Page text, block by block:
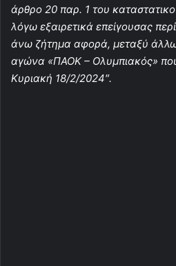
άρθρο 20 παρ. 1 του
λόγω εξαιρετικά επείγουσας
άνω ζήτημα αφορά, μεταξύ
αγώνα «ΠΑΟΚ – Ολυμπιακός» που
Κυριακή 18/2/2024″.